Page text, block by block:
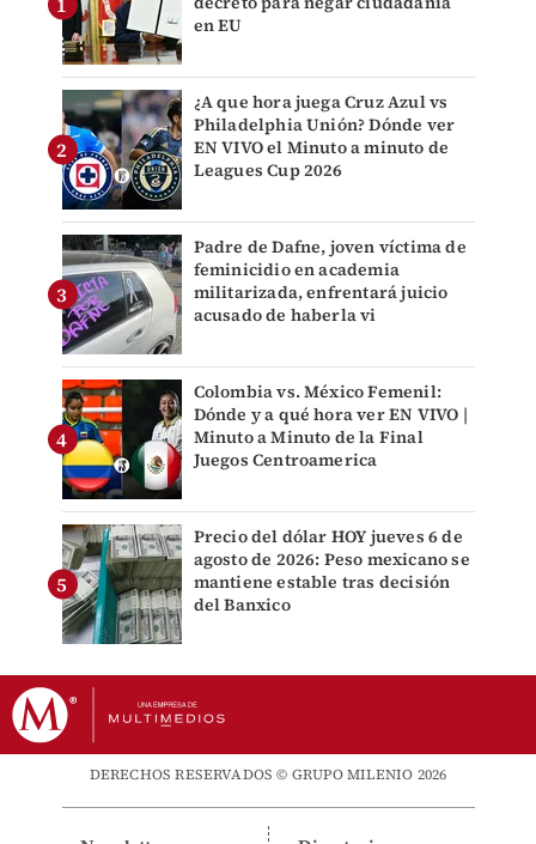
en EU
¿A que hora juega Cruz Azul vs
Philadelphia Unión? Dónde ver
EN VIVO el Minuto a minuto de
Leagues Cup 2026
Padre de Dafne, joven víctima de
feminicidio en academia
militarizada, enfrentará juicio
acusado de haberla vi
Colombia vs. México Femenil:
Dónde y a qué hora ver EN VIVO |
Minuto a Minuto de la Final
Juegos Centroamerica
Precio del dólar HOY jueves 6 de
agosto de 2026: Peso mexicano se
mantiene estable tras decisión
del Banxico
DERECHOS RESERVADOS © GRUPO MILENIO 2026